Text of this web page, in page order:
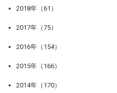
2018年（61）
2017年（75）
2016年（154）
2015年（166）
2014年（170）